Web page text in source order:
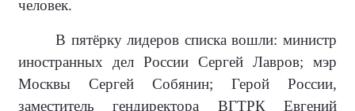
человек.
В пятёрку лидеров списка вошли: министр
иностранных дел России Сергей Лавров; мэр
Москвы Сергей Собянин; Герой России,
заместитель гендиректора ВГТРК Евгений